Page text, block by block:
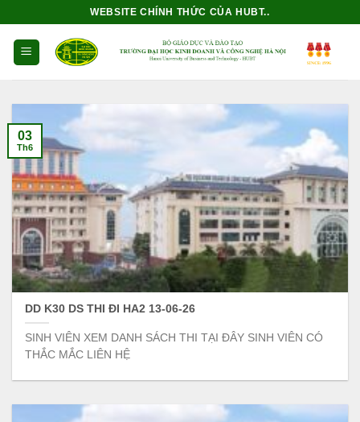
dung
WEBSITE CHÍNH THỨC CỦA HUBT..
DD K30 DS THI ĐI HA2 13-06-26
SINH VIÊN XEM DANH SÁCH THI TẠI ĐÂY SINH VIÊN CÓ
THẮC MẮC LIÊN HỆ
03
Th6